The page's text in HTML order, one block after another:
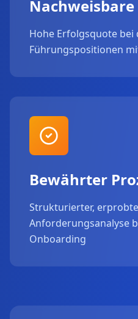
Hohe Erfolgsquote bei
Führungspositionen
Bewährter
Strukturierter,
Anforderungsanalyse
Onboarding